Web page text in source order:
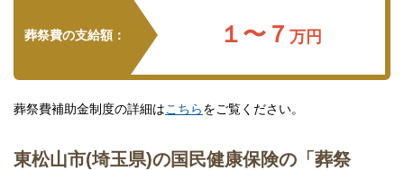
葬祭費の支給額： １〜７万円
葬祭費補助金制度の詳細はこちらをご覧ください。
東松山市(埼玉県)の国民健康保険の「葬祭